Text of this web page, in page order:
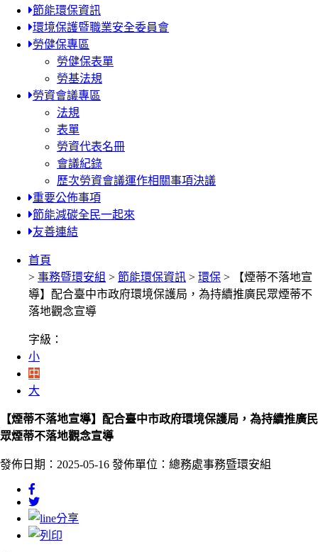
節能環保資訊
環境保護暨職業安全委員會
勞健保專區
勞健保表單
勞基法規
勞資會議專區
法規
表單
勞資代表名冊
會議紀錄
歷次勞資會議運作相關事項決議
重要公佈事項
節能減碳全民一起來
友善連結
首頁
> 事務暨環安組 > 節能環保資訊 > 環保 > 【煙蒂不落地宣
導】配合臺中市政府環境保護局，為持續推廣民眾煙蒂不
落地觀念宣導
字級：
小
中
大
【煙蒂不落地宣導】配合臺中市政府環境保護局，為持續推廣民
眾煙蒂不落地觀念宣導
發佈日期：2025-05-16 發佈單位：總務處事務暨環安組